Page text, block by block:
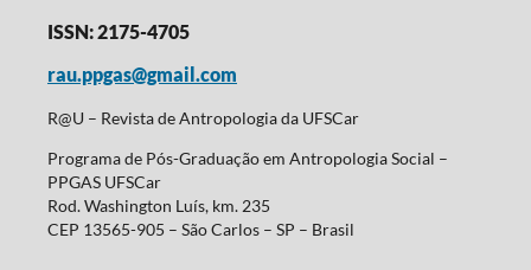
ISSN: 2175-4705
rau.ppgas@gmail.com
R@U – Revista de Antropologia da UFSCar
Programa de Pós-Graduação em Antropologia Social –
PPGAS UFSCar
Rod. Washington Luís, km. 235
CEP 13565-905 – São Carlos – SP – Brasil